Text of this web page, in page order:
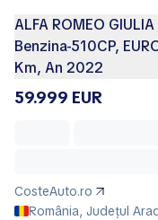
ALFA ROMEO
Benzina-510CP,
Km, An 2022
59.999 EUR
CosteAuto.ro
România, Județul